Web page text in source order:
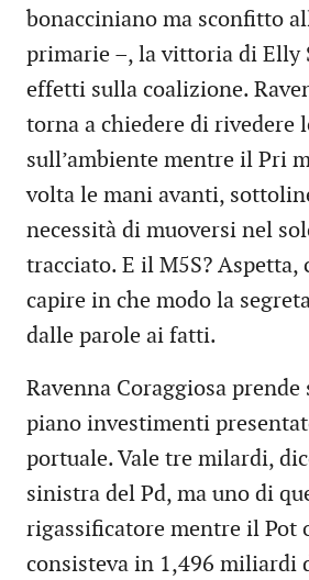
bonacciniano ma sconfitto
primarie –, la vittoria di Elly
effetti sulla coalizione.
torna a chiedere di rivedere
sull’ambiente mentre il Pri
volta le mani avanti,
necessità di muoversi nel
tracciato. E il M5S? Aspetta,
capire in che modo la
dalle parole ai fatti.
Ravenna Coraggiosa
piano investimenti
portuale. Vale tre milardi,
sinistra del Pd, ma uno di
rigassificatore mentre il Pot
consisteva in 1,496 miliardi